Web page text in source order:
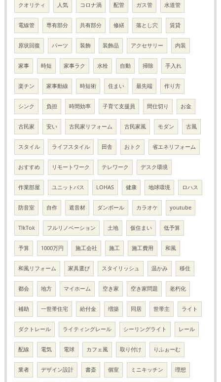
クオリティ 人気 コロナ渦 配管 ガス管 水道管
電線管 専有部分 共有部分 修繕 落とし穴 賃貸
原状回復 パーツ 装飾 装飾品 アクセサリー 内装
家事 時短 家事ラク 水栓 自動 掃除 手入れ
楽チン 家事動線 時短術 住まい 最先端 作り方
シンク 負担 時間効率 子育て支援員 間仕切り お金
古民家 安い 古民家リフォーム 古民家風 モダン 古風
スタイル ライフスタイル 田舎 おトク 省エネリフォーム
おすすめ リモートワーク テレワーク デスク環境
作業部屋 ユニットバス LOHAS 健康 地球環境 ロハス
防音室 自作 遮音材 ダンボール カラオケ youtube
TIkTok フルリノベーション 土地 仮住まい 低予算
予算 1000万円 施工会社 施工 施工費用 和風
和風リフォーム 家具選び スタイリッシュ 温かみ 移住
都会 地方 マイホーム 空き家 空き家問題 老朽化
補助 一世帯住宅 給付金 増築 同居 世帯主 ライト
ダクトレール ライティングレール シーリングライト レール
配線 電気 電球 カフェ風 取り付け りふぉーむ
業者 デザイン設計 書斎 個室 ミニキッチン 理想